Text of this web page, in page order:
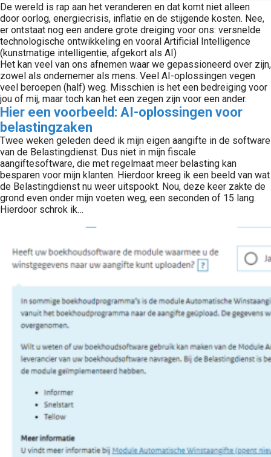
De wereld is rap aan het veranderen en dat komt niet alleen
door oorlog, energiecrisis, inflatie en de stijgende kosten. Nee,
er ontstaat nog een andere grote dreiging voor ons: versnelde
technologische ontwikkeling en vooral Artificial Intelligence
(kunstmatige intelligentie, afgekort als AI)
Het kan veel van ons afnemen waar we gepassioneerd over zijn,
zowel als ondernemer als mens. Veel AI-oplossingen vegen
veel beroepen (half) weg. Misschien is het een bedreiging voor
jou of mij, maar toch kan het een zegen zijn voor een ander.
Hier een voorbeeld: AI-oplossingen voor
belastingzaken
Twee weken geleden deed ik mijn eigen aangifte in de software
van de Belastingdienst. Dus niet in mijn fiscale
aangiftesoftware, die met regelmaat meer belasting kan
besparen voor mijn klanten. Hierdoor kreeg ik een beeld van wat
de Belastingdienst nu weer uitspookt. Nou, deze keer zakte de
grond even onder mijn voeten weg, een seconden of 15 lang.
Hierdoor schrok ik…